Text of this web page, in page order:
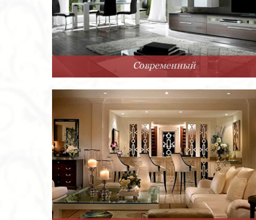
Современный